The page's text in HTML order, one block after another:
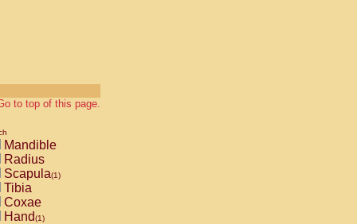
to top of this page.
Mandible
Radius
Scapula(1)
Tibia
Coxae
Hand(1)